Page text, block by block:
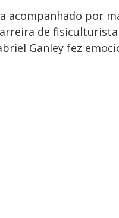
acompanhado por
de
Ganley fez